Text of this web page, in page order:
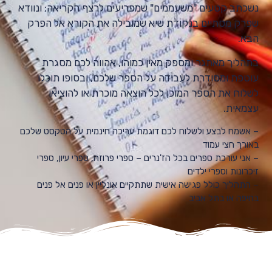
נשכתב קטעים "משעממים" שמפריעים לרצף הקריאה; ונוודא
שפרק מסתיים בנקודת שיא שמובילה את הקורא אל הפרק
הבא.
בתהליך מאתגר ומספק מאין כמוהו, אהווה לכם מסגרת
עוטפת ומסודרת לעבודה על הספר שלכם, ובסופו תוכלו
לשלוח את הספר המוכן לכל הוצאה מוכרת או להוציאו
עצמאית.
– אשמח לבצע ולשלוח לכם דוגמת עריכה חינמית על הטקסט שלכם
באורך חצי עמוד
– אני עורכת ספרים בכל הז'נרים – ספרי פרוזה, ספרי עיון, ספרי
זיכרונות וספרי ילדים
– התהליך כולל פגישה אישית שתתקיים אונליין או פנים אל פנים
בחיפה או בתל אביב